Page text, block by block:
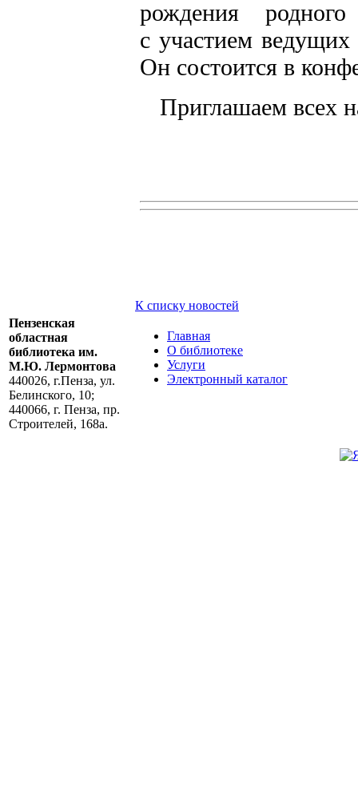
рождения
с участием ведущих
Он состоится в
Приглашаем всех
К списку новостей
Пензенская
областная
библиотека им.
М.Ю. Лермонтова
440026, г.Пенза, ул.
Белинского, 10;
440066, г. Пенза, пр.
Строителей, 168а.
Главная
О библиотеке
Услуги
Электронный каталог